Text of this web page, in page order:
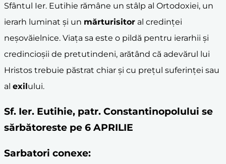
Sfântul Ier. Eutihie rămâne un stâlp al Ortodoxiei, un
ierarh luminat și un mărturisitor al credinței
neșovăielnice. Viața sa este o pildă pentru ierarhii și
credincioșii de pretutindeni, arătând că adevărul lui
Hristos trebuie păstrat chiar și cu prețul suferinței sau
al exilului.
Sf. Ier. Eutihie, patr. Constantinopolului se
sărbătoreste pe 6 APRILIE
Sarbatori conexe: